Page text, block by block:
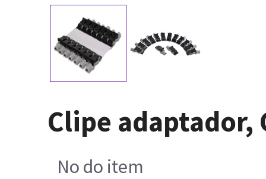
Clipe adaptador,
No do item